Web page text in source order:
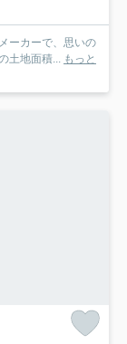
ーカーで、思いの
土地面積... もっと